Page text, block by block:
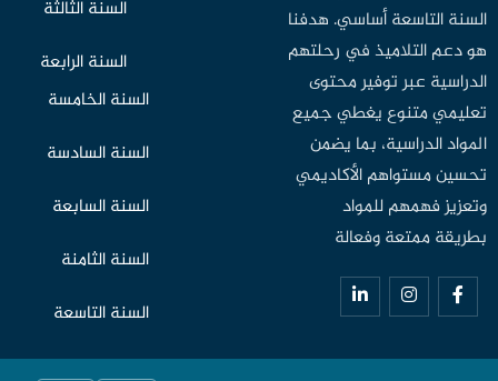
السنة التاسعة أساسي. هدفنا
هو دعم التلاميذ في رحلتهم
الدراسية عبر توفير محتوى
تعليمي متنوع يغطي جميع
المواد الدراسية، بما يضمن
تحسين مستواهم الأكاديمي
وتعزيز فهمهم للمواد
بطريقة ممتعة وفعالة
السنة الثالثة
السنة الرابعة
السنة الخامسة
السنة السادسة
السنة السابعة
السنة الثامنة
السنة التاسعة